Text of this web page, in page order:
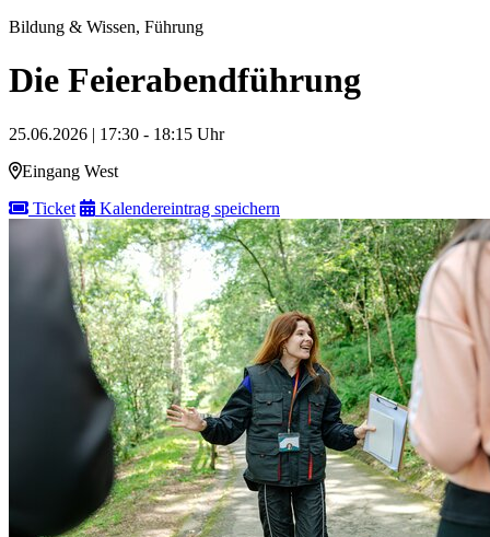
Bildung & Wissen, Führung
Die Feierabendführung
25.06.2026 | 17:30 - 18:15 Uhr
Eingang West
Ticket
Kalendereintrag speichern